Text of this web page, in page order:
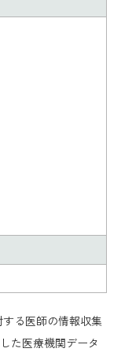
る医師の情報収集
た医療機関データ